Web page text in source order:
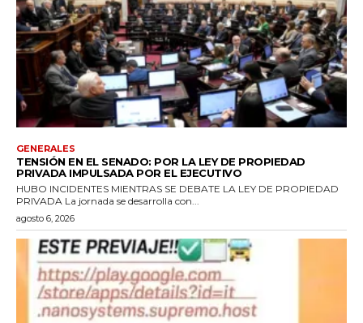
GENERALES
TENSIÓN EN EL SENADO: POR LA LEY DE PROPIEDAD
PRIVADA IMPULSADA POR EL EJECUTIVO
HUBO INCIDENTES MIENTRAS SE DEBATE LA LEY DE PROPIEDAD
PRIVADA La jornada se desarrolla con...
agosto 6, 2026